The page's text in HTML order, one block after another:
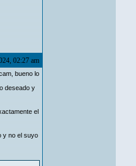
02:27 am
bueno lo
deseado y
el
y no el suyo